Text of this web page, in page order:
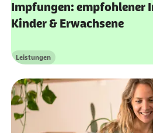
Impfungen: empfohlener
Kinder & Erwachsene
Kategorie
Leistungen